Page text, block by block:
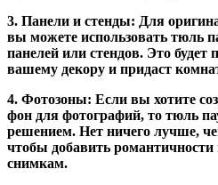
3. Панели и стенды: Для
вы можете использовать тюль
панелей или стендов. Это будет
вашему декору и придаст
4. Фотозоны: Если вы хотите
фон для фотографий, то тюль
решением. Нет ничего лучше,
чтобы добавить
снимкам.